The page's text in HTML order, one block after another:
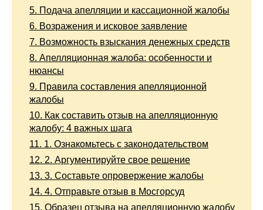
5. Подача апелляции и кассационной жалобы
6. Возражения и исковое заявление
7. Возможность взыскания денежных средств
8. Апелляционная жалоба: особенности и
нюансы
9. Правила составления апелляционной
жалобы
10. Как составить отзыв на апелляционную
жалобу: 4 важных шага
11. 1. Ознакомьтесь с законодательством
12. 2. Аргументируйте свое решение
13. 3. Составьте опровержение жалобы
14. 4. Отправьте отзыв в Мосгорсуд
15. Образец отзыва на апелляционную жалобу